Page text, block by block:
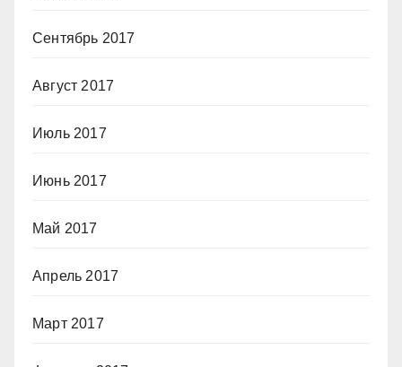
Сентябрь 2017
Август 2017
Июль 2017
Июнь 2017
Май 2017
Апрель 2017
Март 2017